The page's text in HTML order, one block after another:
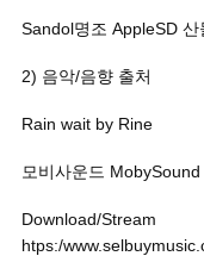
Sandol명조 AppleSD 산
2) 음악/음향 출처
Rain wait by Rine
모비사운드 MobySound
Download/Stream
htps:/